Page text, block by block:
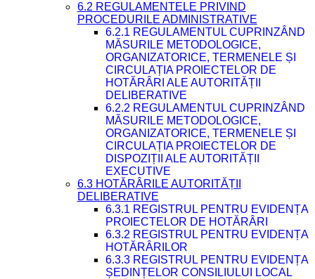
6.2 REGULAMENTELE PRIVIND
PROCEDURILE ADMINISTRATIVE
6.2.1 REGULAMENTUL CUPRINZÂND
MĂSURILE METODOLOGICE,
ORGANIZATORICE, TERMENELE ȘI
CIRCULAȚIA PROIECTELOR DE
HOTĂRÂRI ALE AUTORITĂȚII
DELIBERATIVE
6.2.2 REGULAMENTUL CUPRINZÂND
MĂSURILE METODOLOGICE,
ORGANIZATORICE, TERMENELE ȘI
CIRCULAȚIA PROIECTELOR DE
DISPOZIȚII ALE AUTORITĂȚII
EXECUTIVE
6.3 HOTĂRÂRILE AUTORITĂȚII
DELIBERATIVE
6.3.1 REGISTRUL PENTRU EVIDENȚA
PROIECTELOR DE HOTĂRÂRI
6.3.2 REGISTRUL PENTRU EVIDENȚA
HOTĂRÂRILOR
6.3.3 REGISTRUL PENTRU EVIDENȚA
ȘEDINȚELOR CONSILIULUI LOCAL